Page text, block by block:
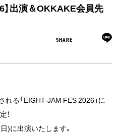
】出演＆OKKAKE会員先
SHARE
る「EIGHT-JAM FES 2026」に
！
)に出演いたします。